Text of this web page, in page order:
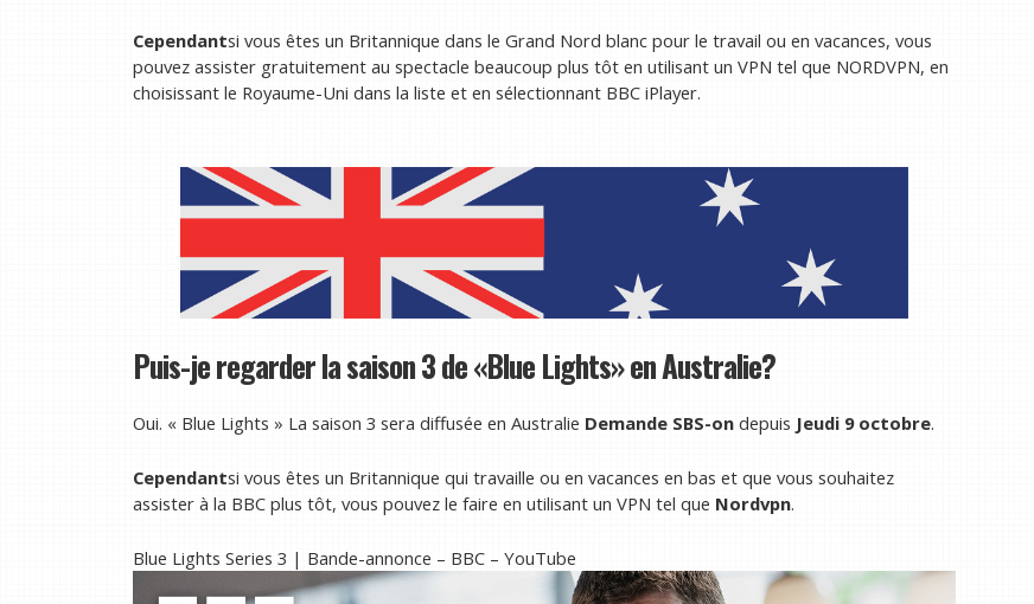
Cependantsi vous êtes un Britannique dans le Grand Nord blanc pour le travail ou en vacances, vous
pouvez assister gratuitement au spectacle beaucoup plus tôt en utilisant un VPN tel que NORDVPN, en
choisissant le Royaume-Uni dans la liste et en sélectionnant BBC iPlayer.
Puis-je regarder la saison 3 de «Blue Lights» en Australie?
Oui. « Blue Lights » La saison 3 sera diffusée en Australie Demande SBS-on depuis Jeudi 9 octobre.
Cependantsi vous êtes un Britannique qui travaille ou en vacances en bas et que vous souhaitez
assister à la BBC plus tôt, vous pouvez le faire en utilisant un VPN tel que Nordvpn.
Blue Lights Series 3 | Bande-annonce – BBC – YouTube